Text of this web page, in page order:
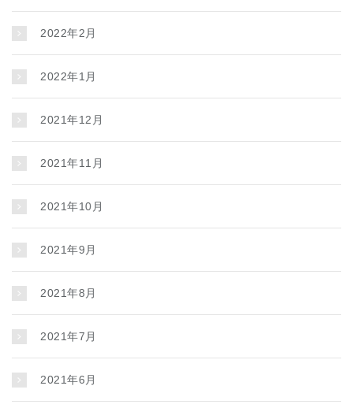
2022年2月
2022年1月
2021年12月
2021年11月
2021年10月
2021年9月
2021年8月
2021年7月
2021年6月